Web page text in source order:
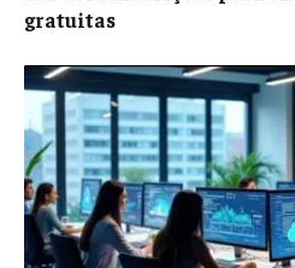
gratuitas